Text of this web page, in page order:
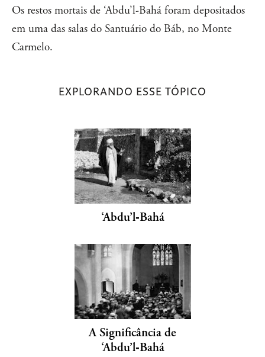
Os restos mortais de ‘Abdu’l-Bahá foram depositados
em uma das salas do Santuário do Báb, no Monte
Carmelo.
EXPLORANDO ESSE TÓPICO
‘Abdu’l‑Bahá
A Significância de
‘Abdu’l‑Bahá